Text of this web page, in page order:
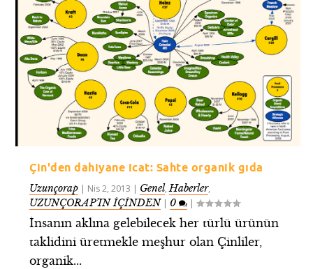
Çin'den dahiyane icat: Sahte organik gıda
Uzunçorap | Nis 2, 2013 | Genel,Haberler,
UZUNÇORAP’IN İÇİNDEN| 0 |
İnsanın aklına gelebilecek her türlü ürünün
taklidini üretmekle meşhur olan Çinliler,
organik...